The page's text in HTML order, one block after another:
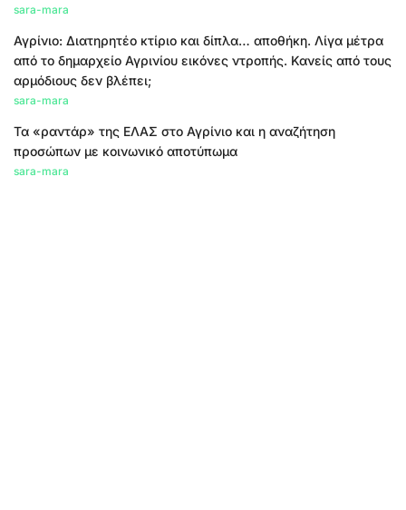
sara-mara
Αγρίνιο: Διατηρητέο κτίριο και δίπλα… αποθήκη. Λίγα μέτρα
από το δημαρχείο Αγρινίου εικόνες ντροπής. Κανείς από τους
αρμόδιους δεν βλέπει;
sara-mara
Τα «ραντάρ» της ΕΛΑΣ στο Αγρίνιο και η αναζήτηση
προσώπων με κοινωνικό αποτύπωμα
sara-mara